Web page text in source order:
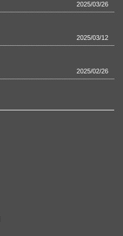
2025/03/26
2025/03/12
2025/02/26